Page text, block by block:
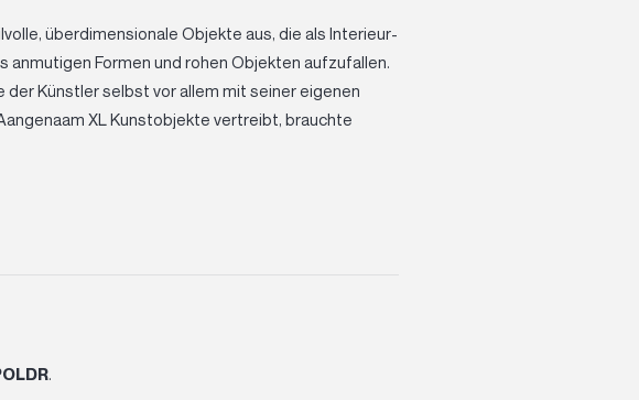
überdimensionale Objekte aus, die als Interieur-
Formen und rohen Objekten aufzufallen.
Künstler selbst vor allem mit seiner eigenen
XL Kunstobjekte vertreibt, brauchte